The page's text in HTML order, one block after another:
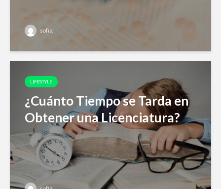
sofia
LIFESTYLE
¿Cuánto Tiempo se Tarda en
Obtener una Licenciatura?